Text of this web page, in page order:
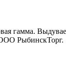
гамма.
ООО РыбинскТорг.